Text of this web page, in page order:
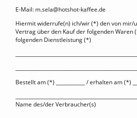
E-Mail: m.sela@hotshot-kaffee.de
Hiermit widerrufe(n) ich/wir (*) den von mir/
Vertrag über den Kauf der folgenden Waren
folgenden Dienstleistung (*)
Bestellt am (*) ____________ / erhalten am (*)
Name des/der Verbraucher(s)